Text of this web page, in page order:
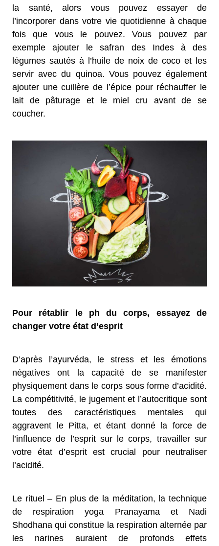
la santé, alors vous pouvez essayer de
l’incorporer dans votre vie quotidienne à chaque
fois que vous le pouvez. Vous pouvez par
exemple ajouter le safran des Indes à des
légumes sautés à l’huile de noix de coco et les
servir avec du quinoa. Vous pouvez également
ajouter une cuillère de l’épice pour réchauffer le
lait de pâturage et le miel cru avant de se
coucher.
Pour rétablir le ph du corps, essayez de
changer votre état d’esprit
D’après l’ayurvéda, le stress et les émotions
négatives ont la capacité de se manifester
physiquement dans le corps sous forme d’acidité.
La compétitivité, le jugement et l’autocritique sont
toutes des caractéristiques mentales qui
aggravent le Pitta, et étant donné la force de
l’influence de l’esprit sur le corps, travailler sur
votre état d’esprit est crucial pour neutraliser
l’acidité.
Le rituel – En plus de la méditation, la technique
de respiration yoga Pranayama et Nadi
Shodhana qui constitue la respiration alternée par
les narines auraient de profonds effets